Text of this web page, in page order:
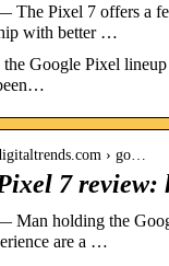
The Pixel 7 offers a
with better …
Google Pixel
› go…
7 review:
Man holding the
are a …